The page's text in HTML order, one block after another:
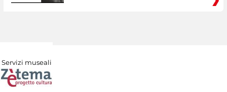
Servizi museali